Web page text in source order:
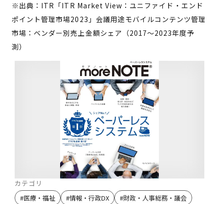
※出典：ITR「ITR Market View：ユニファイド・エンド
ポイント管理市場2023」会議用途モバイルコンテンツ管理
市場：ベンダー別売上金額シェア（2017～2023年度予
測）
カテゴリ
#医療・福祉 #情報・行政DX #財政・人事総務・議会